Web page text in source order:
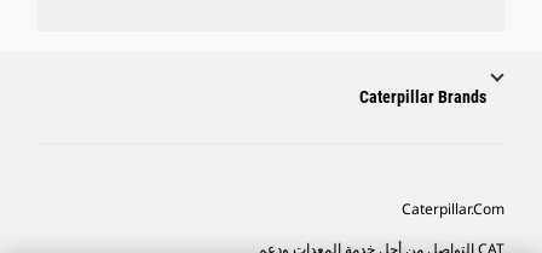
Caterpillar Brands
Caterpillar.com
CAT التواصل من أجل خدمة المعدات ودعم